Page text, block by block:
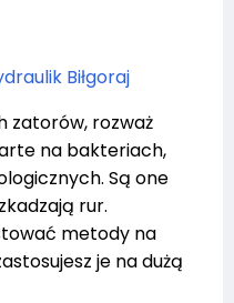
Biłgoraj
zatorów, rozważ
na bakteriach,
Są one
rur.
metody na
je na dużą